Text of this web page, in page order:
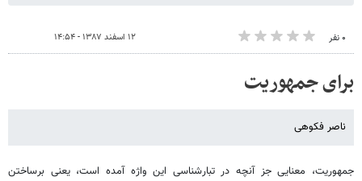
۰ نفر ۱۲ اسفند ۱۳۸۷ - ۱۴:۵۴
برای جمهوریت
ناصر فکوهی
جمهوریت، معنایی جز آنچه در تبارشناسی این واژه آمده است، یعنی برساختن